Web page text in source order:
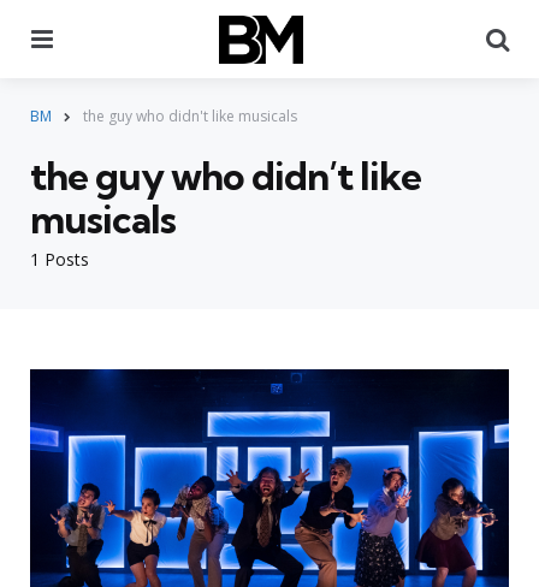
BM the guy who didn't like musicals
1 Posts
the guy who didn’t like
musicals